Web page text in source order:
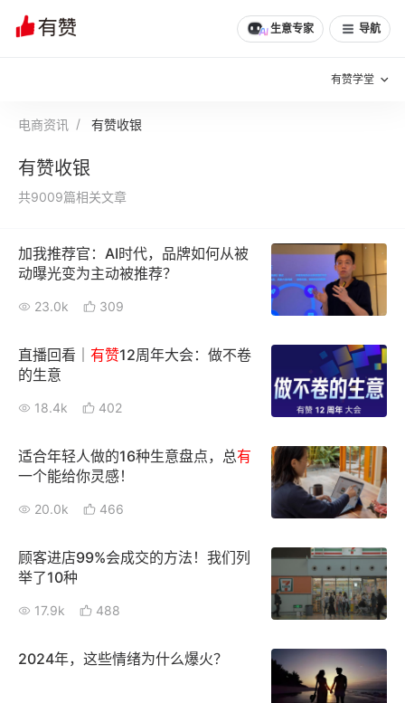
生意专家 导航
有赞学堂
私域日历
有赞成功案例 新零售最佳实践
面对面聊增长
有赞春季发布会 实干家直播间
新零售大会
AllValue 战略合作
增长产品指南
智库 产品场景库
电商资讯 有赞收银
有赞收银
共9009篇相关文章
加我推荐官：AI时代，品牌如何从被
动曝光变为主动被推荐？
23.0k 309
直播回看｜ 有赞12周年大会：做不卷
的生意
18.4k 402
适合年轻人做的16种生意盘点，总有
一个能给你灵感！
20.0k 466
顾客进店99%会成交的方法！我们列
举了10种
17.9k 488
2024年，这些情绪为什么爆火？